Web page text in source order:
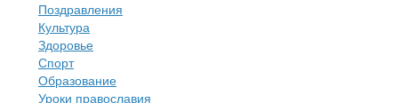
Поздравления
Культура
Здоровье
Спорт
Образование
Уроки православия